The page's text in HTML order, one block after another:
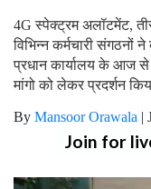
4G स्पेक्ट्रम अलॉटमेंट,
विभिन्न कर्मचारी संगठनों
प्रधान कार्यालय के आज
मांगो को लेकर प्रदर्शन
By Mansoor Orawala |
Join for